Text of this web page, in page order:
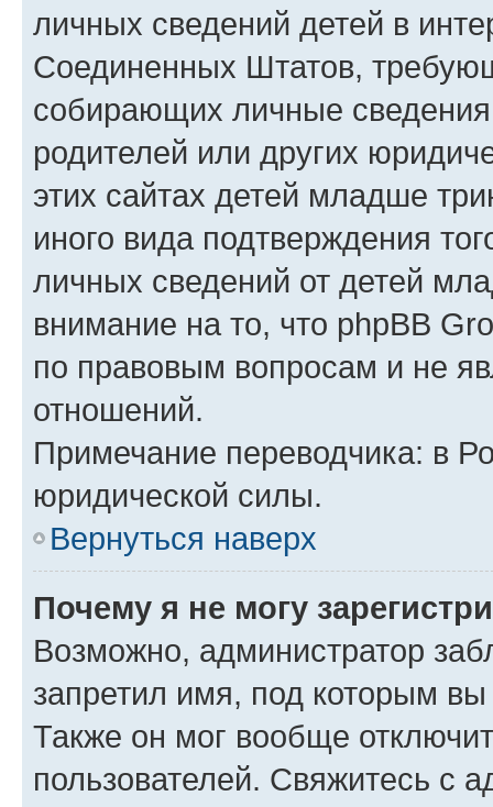
личных сведений детей в
Соединенных Штатов,
собирающих личные
родителей или других
этих сайтах детей младше
иного вида подтверждения
личных сведений от детей
внимание на то, что phpBB
по правовым вопросам и не
отношений.
Примечание переводчика: в
юридической силы.
Вернуться наверх
Почему я не могу
Возможно, администратор
запретил имя, под которым вы
Также он мог вообще
пользователей. Свяжитесь с